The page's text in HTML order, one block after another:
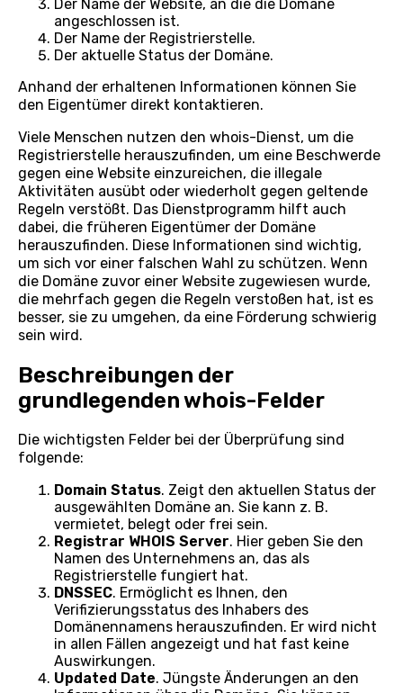
Der Name der Website, an die die Domäne
angeschlossen ist.
Der Name der Registrierstelle.
Der aktuelle Status der Domäne.
Anhand der erhaltenen Informationen können Sie
den Eigentümer direkt kontaktieren.
Viele Menschen nutzen den whois-Dienst, um die
Registrierstelle herauszufinden, um eine Beschwerde
gegen eine Website einzureichen, die illegale
Aktivitäten ausübt oder wiederholt gegen geltende
Regeln verstößt. Das Dienstprogramm hilft auch
dabei, die früheren Eigentümer der Domäne
herauszufinden. Diese Informationen sind wichtig,
um sich vor einer falschen Wahl zu schützen. Wenn
die Domäne zuvor einer Website zugewiesen wurde,
die mehrfach gegen die Regeln verstoßen hat, ist es
besser, sie zu umgehen, da eine Förderung schwierig
sein wird.
Beschreibungen der
grundlegenden whois-Felder
Die wichtigsten Felder bei der Überprüfung sind
folgende:
Domain Status. Zeigt den aktuellen Status der
ausgewählten Domäne an. Sie kann z. B.
vermietet, belegt oder frei sein.
Registrar WHOIS Server. Hier geben Sie den
Namen des Unternehmens an, das als
Registrierstelle fungiert hat.
DNSSEC. Ermöglicht es Ihnen, den
Verifizierungsstatus des Inhabers des
Domänennamens herauszufinden. Er wird nicht
in allen Fällen angezeigt und hat fast keine
Auswirkungen.
Updated Date. Jüngste Änderungen an den